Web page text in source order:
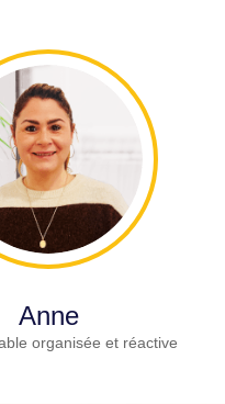
Anne
organisée et réactive